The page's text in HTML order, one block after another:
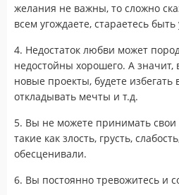
желания не важны, то сложно
всем угождаете, стараетесь
4. Недостаток любви может
недостойны хорошего. А значит,
новые проекты, будете избегать
откладывать мечты и т.д.
5. Вы не можете принимать
такие как злость, грусть,
обесценивали.
6. Вы постоянно тревожитесь и